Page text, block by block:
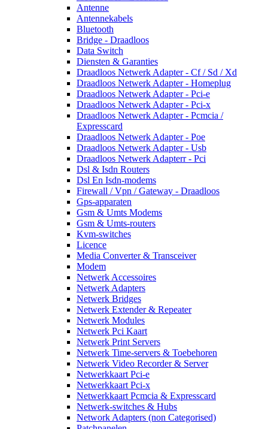
Antenne
Antennekabels
Bluetooth
Bridge - Draadloos
Data Switch
Diensten & Garanties
Draadloos Netwerk Adapter - Cf / Sd / Xd
Draadloos Netwerk Adapter - Homeplug
Draadloos Netwerk Adapter - Pci-e
Draadloos Netwerk Adapter - Pci-x
Draadloos Netwerk Adapter - Pcmcia /
Expresscard
Draadloos Netwerk Adapter - Poe
Draadloos Netwerk Adapter - Usb
Draadloos Netwerk Adapterr - Pci
Dsl & Isdn Routers
Dsl En Isdn-modems
Firewall / Vpn / Gateway - Draadloos
Gps-apparaten
Gsm & Umts Modems
Gsm & Umts-routers
Kvm-switches
Licence
Media Converter & Transceiver
Modem
Netwerk Accessoires
Netwerk Adapters
Netwerk Bridges
Netwerk Extender & Repeater
Netwerk Modules
Netwerk Pci Kaart
Netwerk Print Servers
Netwerk Time-servers & Toebehoren
Netwerk Video Recorder & Server
Netwerkkaart Pci-e
Netwerkkaart Pci-x
Netwerkkaart Pcmcia & Expresscard
Netwerk-switches & Hubs
Network Adapters (non Categorised)